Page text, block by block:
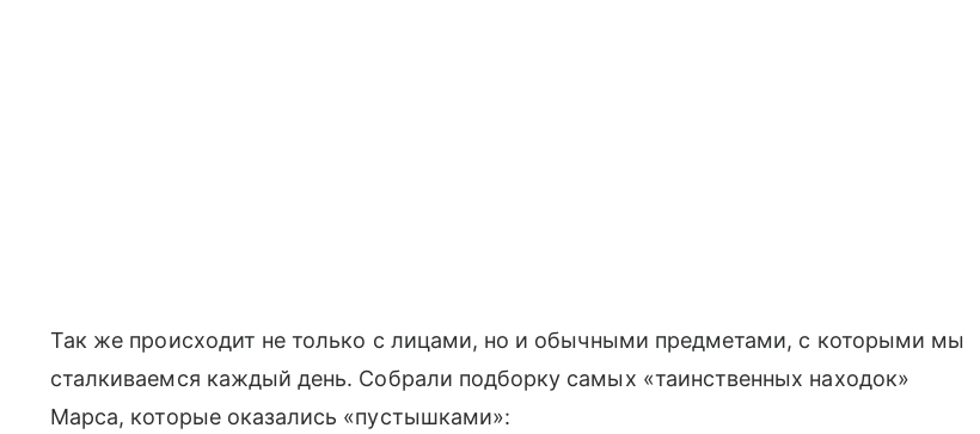
Так же происходит не только с лицами, но и обычными предметами, с которыми мы
сталкиваемся каждый день. Собрали подборку самых «таинственных находок»
Марса, которые оказались «пустышками»: